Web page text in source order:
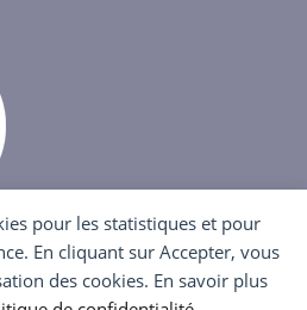
pour les statistiques et pour
En cliquant sur Accepter, vous
des cookies. En savoir plus